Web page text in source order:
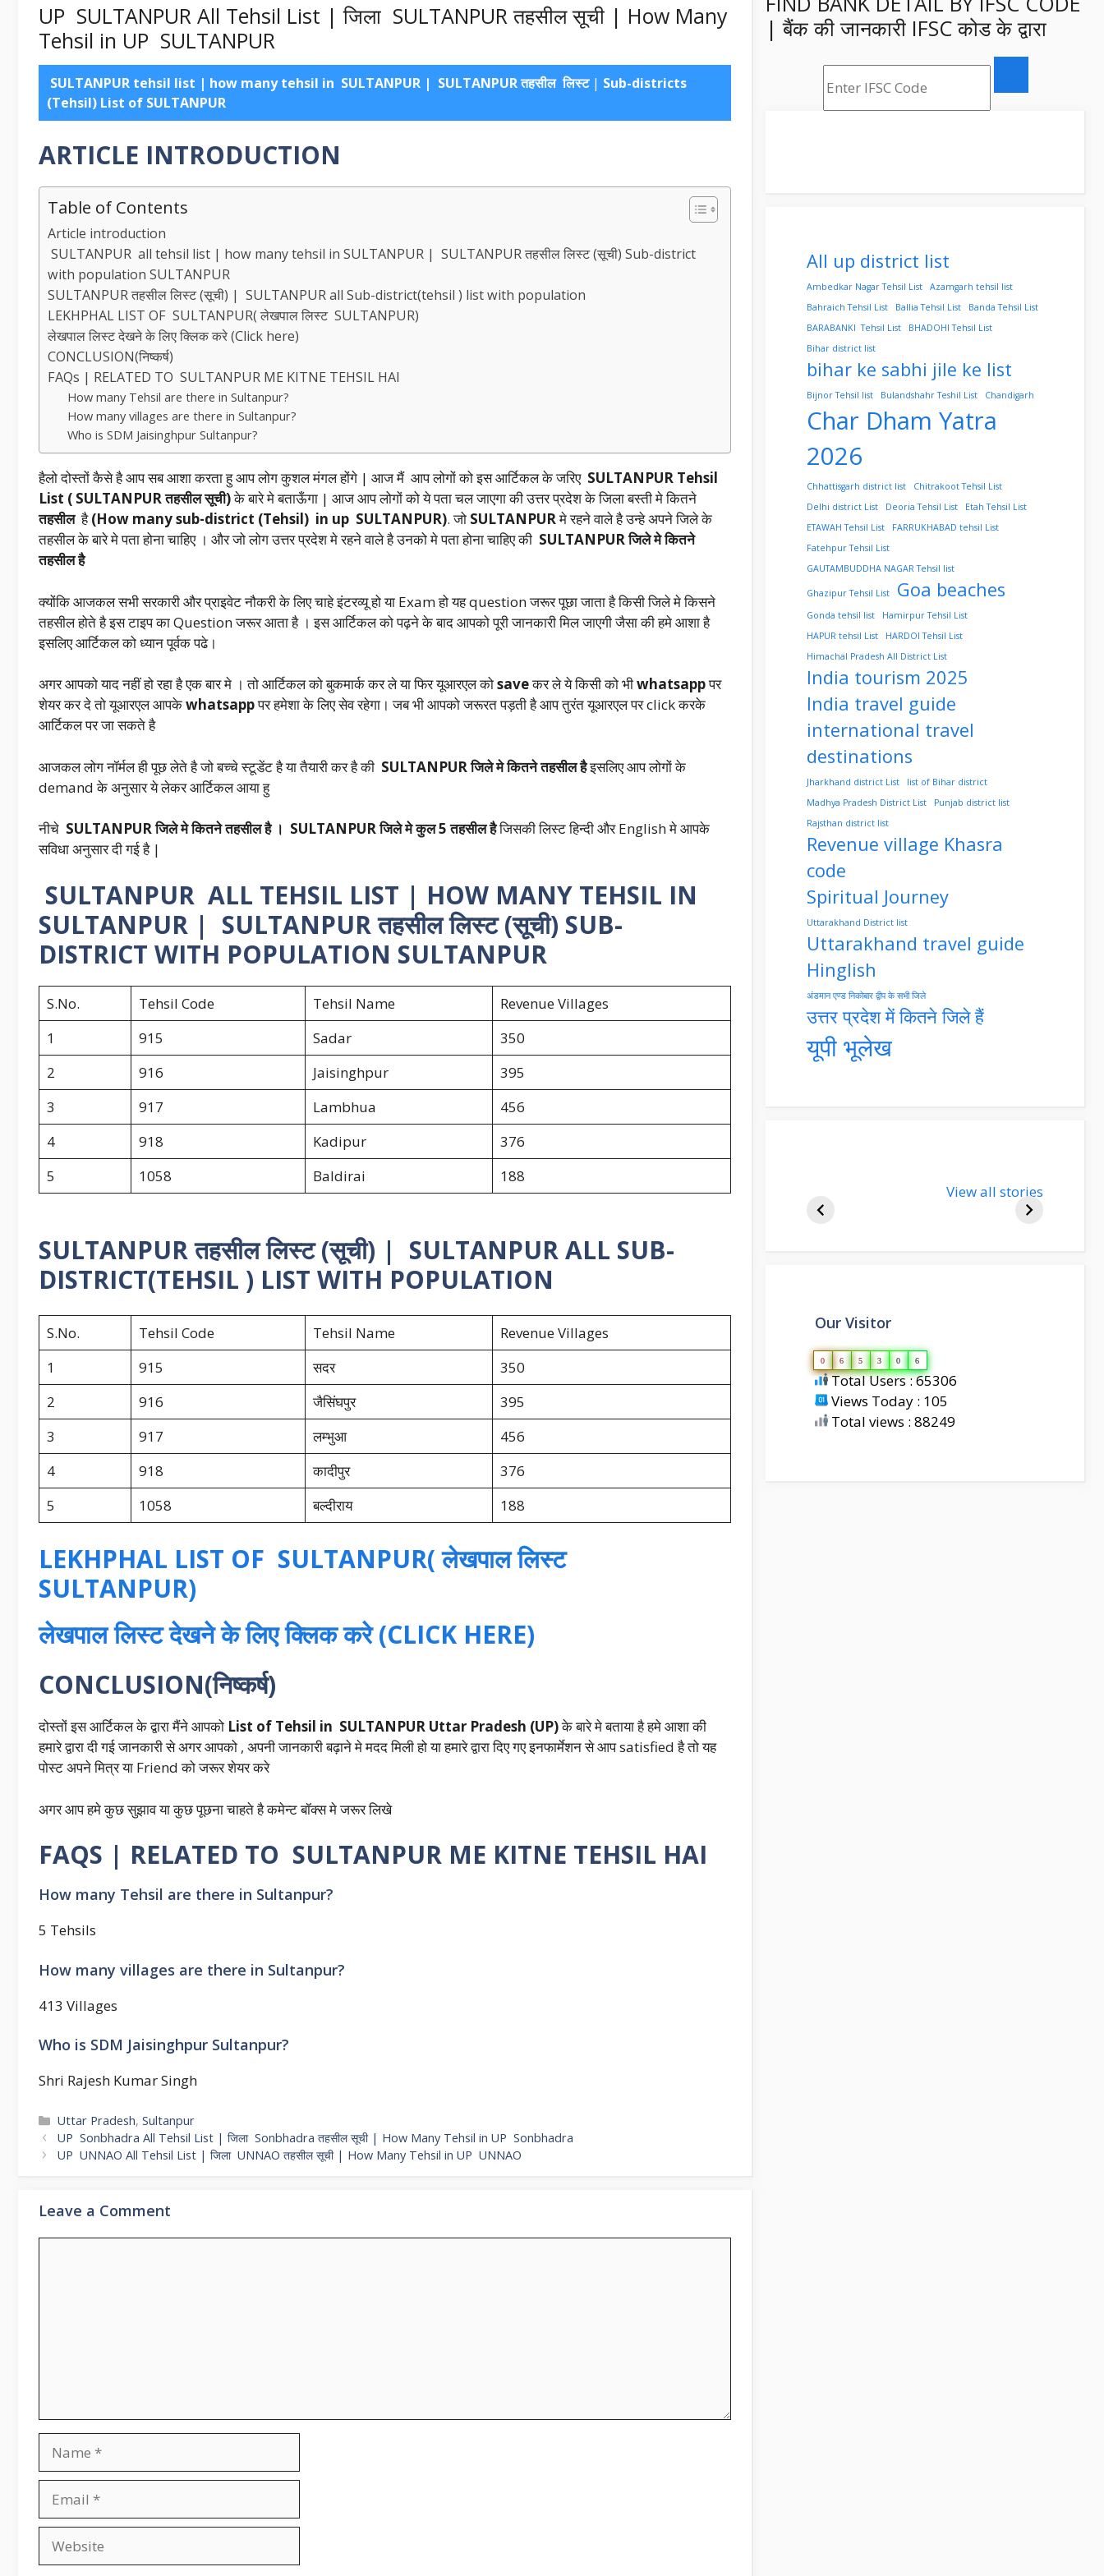
UP SULTANPUR All Tehsil List | जिला SULTANPUR तहसील सूची | How Many
Tehsil in UP SULTANPUR
SULTANPUR tehsil list | how many tehsil in SULTANPUR | SULTANPUR तहसील लिस्ट | Sub-districts
(Tehsil) List of SULTANPUR
ARTICLE INTRODUCTION
Table of Contents
Article introduction
SULTANPUR all tehsil list | how many tehsil in SULTANPUR | SULTANPUR तहसील लिस्ट (सूची) Sub-district
with population SULTANPUR
SULTANPUR तहसील लिस्ट (सूची) | SULTANPUR all Sub-district(tehsil ) list with population
LEKHPHAL LIST OF SULTANPUR( लेखपाल लिस्ट SULTANPUR)
लेखपाल लिस्ट देखने के लिए क्लिक करे (Click here)
CONCLUSION(निष्कर्ष)
FAQs | RELATED TO SULTANPUR ME KITNE TEHSIL HAI
How many Tehsil are there in Sultanpur?
How many villages are there in Sultanpur?
Who is SDM Jaisinghpur Sultanpur?
हैलो दोस्तों कैसे है आप सब आशा करता हु आप लोग कुशल मंगल होंगे | आज मैं आप लोगों को इस आर्टिकल के जरिए SULTANPUR Tehsil
List ( SULTANPUR तहसीलसूची)के बारे मे बताऊँगा | आज आप लोगों को ये पता चल जाएगा की उत्तर प्रदेश के जिला बस्ती मे कितने
तहसीलहै(How many sub-district (Tehsil) in up SULTANPUR). जो SULTANPURमे रहने वाले है उन्हे अपने जिले के
तहसील के बारे मे पता होना चाहिए । और जो लोग उत्तर प्रदेश मे रहने वाले है उनको मे पता होना चाहिए की SULTANPUR जिले मे कितने
तहसील है
क्योंकि आजकल सभी सरकारी और प्राइवेट नौकरी के लिए चाहे इंटरव्यू हो या Exam हो यह question जरूर पूछा जाता है किसी जिले मे किसने
तहसील होते है इस टाइप का Question जरूर आता है । इस आर्टिकल को पढ़ने के बाद आपको पूरी जानकारी मिल जाएगी जैसा की हमे आशा है
इसलिए आर्टिकल को ध्यान पूर्वक पढे।
अगर आपको याद नहीं हो रहा है एक बार मे । तो आर्टिकल को बुकमार्क कर ले या फिर यूआरएल कोsaveकर ले ये किसी को भीwhatsappपर
शेयर कर दे तो यूआरएल आपकेwhatsappपर हमेशा के लिए सेव रहेगा। जब भी आपको जरूरत पड़ती है आप तुरंत यूआरएल पर click करके
आर्टिकल पर जा सकते है
आजकल लोग नॉर्मल ही पूछ लेते है जो बच्चे स्टूडेंट है या तैयारी कर है की SULTANPUR जिले मे कितने तहसील हैइसलिए आप लोगों के
demand के अनुसार ये लेकर आर्टिकल आया हु
नीचे SULTANPUR जिले मे कितने तहसील है । SULTANPUR जिले मे कुल 5 तहसील हैजिसकी लिस्ट हिन्दी और English मे आपके
सविधा अनुसार दी गई है |
SULTANPUR ALL TEHSIL LIST | HOW MANY TEHSIL IN
SULTANPUR | SULTANPUR तहसील लिस्ट (सूची) SUB-
DISTRICT WITH POPULATION SULTANPUR
S.No. Tehsil Code Tehsil Name
Revenue Villages
1
915 Sadar
350
2
916 Jaisinghpur
395
3
917 Lambhua
456
4
918 Kadipur
376
5
1058 Baldirai 188
SULTANPUR तहसील लिस्ट (सूची) | SULTANPUR ALL SUB-
DISTRICT(TEHSIL ) LIST WITH POPULATION
S.No. Tehsil Code Tehsil Name
Revenue Villages
1
915 सदर
350
2
916 जैसिंघपुर
395
3
917 लम्भुआ
456
4
918 कादीपुर
376
5
1058 बल्दीराय 188
LEKHPHAL LIST OF SULTANPUR( लेखपाल लिस्ट
SULTANPUR)
लेखपाल लिस्ट देखने के लिए क्लिक करे (CLICK HERE)
CONCLUSION(निष्कर्ष)
दोस्तों इस आर्टिकल के द्वारा मैंने आपको List of Tehsil in SULTANPUR Uttar Pradesh (UP)के बारे मे बताया है हमे आशा की
हमारे द्वारा दी गई जानकारी से अगर आपको , अपनी जानकारी बढ़ाने मे मदद मिली हो या हमारे द्वारा दिए गए इनफार्मेशन से आप satisfied है तो यह
पोस्ट अपने मित्र या Friend को जरूर शेयर करे
अगर आप हमे कुछ सुझाव या कुछ पूछना चाहते है कमेन्ट बॉक्स मे जरूर लिखे
FAQS | RELATED TO SULTANPUR ME KITNE TEHSIL HAI
How many Tehsil are there in Sultanpur?
5 Tehsils
How many villages are there in Sultanpur?
413 Villages
Who is SDM Jaisinghpur Sultanpur?
Shri Rajesh Kumar Singh
Categories
Uttar Pradesh,Sultanpur
Post
navigation
UP Sonbhadra All Tehsil List | जिला Sonbhadra तहसील सूची | How Many Tehsil in UP Sonbhadra
UP UNNAO All Tehsil List | जिला UNNAO तहसील सूची | How Many Tehsil in UP UNNAO
Leave a Comment
| बैंक की जानकारी IFSC कोड के द्वारा
All up district list
Ambedkar Nagar Tehsil List
Azamgarh tehsil list
Bahraich Tehsil List
Ballia Tehsil List
Banda Tehsil List
BARABANKI Tehsil List
BHADOHI Tehsil List
Bihar district list
bihar ke sabhi jile ke list
Bijnor Tehsil list Bulandshahr Teshil List Chandigarh
Char Dham Yatra
2026
Chhattisgarh district list
Chitrakoot Tehsil List
Delhi district List
Deoria Tehsil List
Etah Tehsil List
ETAWAH Tehsil List
FARRUKHABAD tehsil List
Fatehpur Tehsil List
GAUTAMBUDDHA NAGAR Tehsil list
Ghazipur Tehsil List Goa beaches
Gonda tehsil list
Hamirpur Tehsil List
HAPUR tehsil List
HARDOI Tehsil List
Himachal Pradesh All District List
India tourism 2025
India travel guide
international travel
destinations
Jharkhand district List
list of Bihar district
Madhya Pradesh District List
Punjab district list
Rajsthan district list
Revenue village Khasra
code
Spiritual Journey
Uttarakhand District list
Uttarakhand travel guide
Hinglish
अंडमान एण्ड निकोबार द्वीप के सभी जिले
उत्तर प्रदेश में कितने जिले हैं
यूपी भूलेख
bjp-india-
biography
View all stories
Our Visitor
0 6 5 3 0 6
Total Users : 65306
Views Today : 105
Total views : 88249